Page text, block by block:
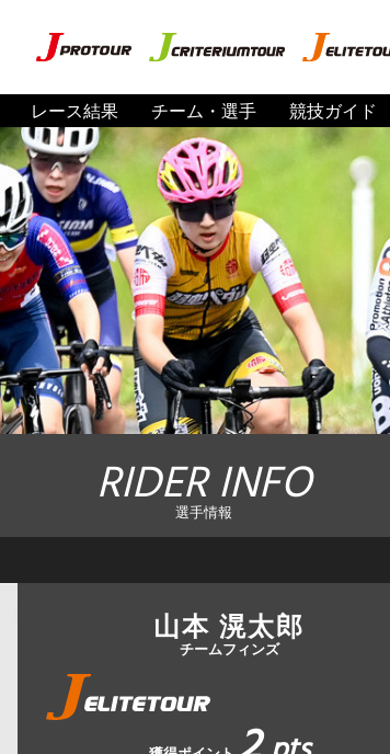
レース結果 チーム・選手 競技ガイド
RIDER INFO
選手情報
山本 滉太郎
チームフィンズ